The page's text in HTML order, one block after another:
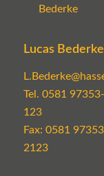
Lucas Bederke
Tel. 0581 97353-
123
Fax: 0581
2123